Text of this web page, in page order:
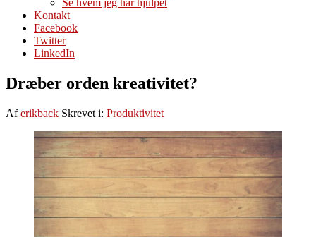
Se hvem jeg har hjulpet
Kontakt
Facebook
Twitter
LinkedIn
Dræber orden kreativitet?
Aferikback Skrevet i: Produktivitet